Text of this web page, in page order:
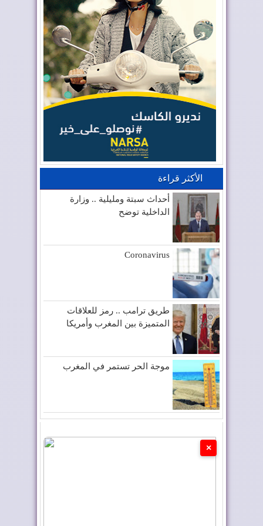
الأكثر قراءة
أحداث سبتة ومليلية .. وزارة
الداخلية توضح
Coronavirus
طريق ترامب .. رمز للعلاقات
المتميزة بين المغرب وأمريكا
موجة الحر تستمر في المغرب
×